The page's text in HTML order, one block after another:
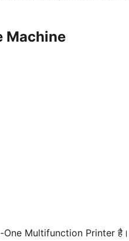
Machine
Multifunction Printer है।